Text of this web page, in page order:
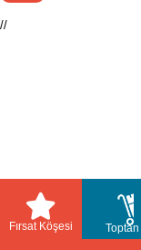
//
Fırsat Köşesi Toptan